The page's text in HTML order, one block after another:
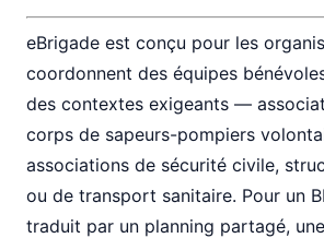
eBrigade est conçu pour les
coordonnent des équipes
des contextes exigeants —
corps de sapeurs-pompiers
associations de sécurité civile,
ou de transport sanitaire. Pour un
traduit par un planning partagé,